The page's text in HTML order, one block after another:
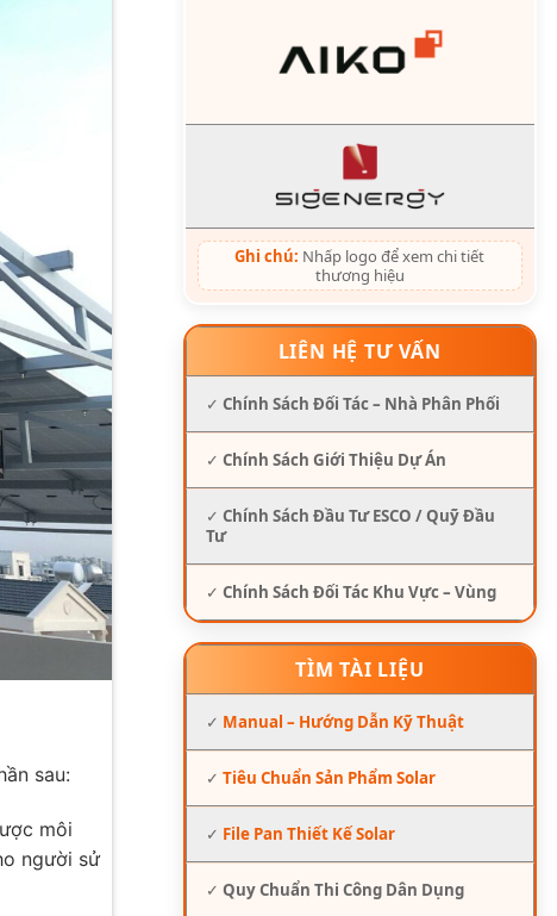
sau:
môi
người sử
Ghi chú: Nhấp logo để xem chi tiết
thương hiệu
LIÊN HỆ TƯ VẤN
✓ Chính Sách Đối Tác – Nhà Phân Phối
✓ Chính Sách Giới Thiệu Dự Án
✓ Chính Sách Đầu Tư ESCO / Quỹ Đầu
Tư
✓ Chính Sách Đối Tác Khu Vực – Vùng
TÌM TÀI LIỆU
✓ Manual – Hướng Dẫn Kỹ Thuật
✓ Tiêu Chuẩn Sản Phẩm Solar
✓ File Pan Thiết Kế Solar
✓ Quy Chuẩn Thi Công Dân Dụng